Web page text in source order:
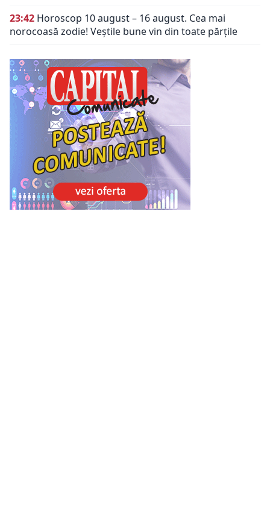
23:42 Horoscop 10 august – 16 august. Cea mai
norocoasă zodie! Veștile bune vin din toate părțile